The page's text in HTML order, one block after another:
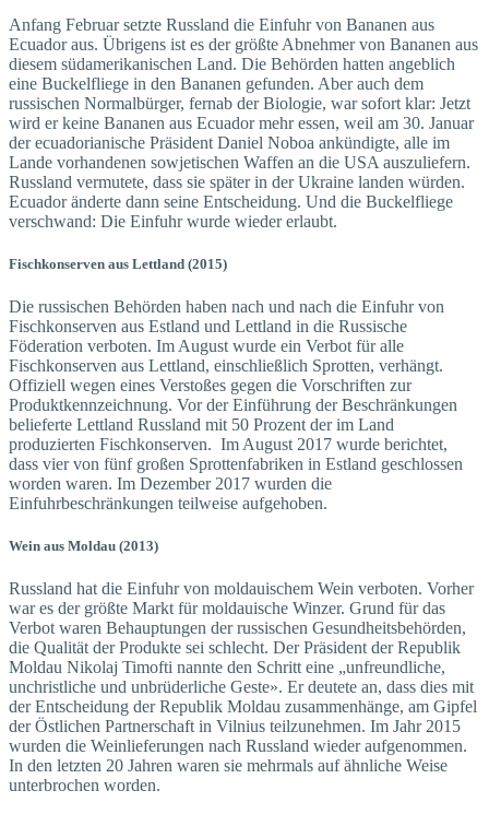
Anfang Februar setzte Russland die Einfuhr von Bananen aus
Ecuador aus. Übrigens ist es der größte Abnehmer von Bananen aus
diesem südamerikanischen Land. Die Behörden hatten angeblich
eine Buckelfliege in den Bananen gefunden. Aber auch dem
russischen Normalbürger, fernab der Biologie, war sofort klar: Jetzt
wird er keine Bananen aus Ecuador mehr essen, weil am 30. Januar
der ecuadorianische Präsident Daniel Noboa ankündigte, alle im
Lande vorhandenen sowjetischen Waffen an die USA auszuliefern.
Russland vermutete, dass sie später in der Ukraine landen würden.
Ecuador änderte dann seine Entscheidung. Und die Buckelfliege
verschwand: Die Einfuhr wurde wieder erlaubt.
Fischkonserven aus Lettland (2015)
Die russischen Behörden haben nach und nach die Einfuhr von
Fischkonserven aus Estland und Lettland in die Russische
Föderation verboten. Im August wurde ein Verbot für alle
Fischkonserven aus Lettland, einschließlich Sprotten, verhängt.
Offiziell wegen eines Verstoßes gegen die Vorschriften zur
Produktkennzeichnung. Vor der Einführung der Beschränkungen
belieferte Lettland Russland mit 50 Prozent der im Land
produzierten Fischkonserven. Im August 2017 wurde berichtet,
dass vier von fünf großen Sprottenfabriken in Estland geschlossen
worden waren. Im Dezember 2017 wurden die
Einfuhrbeschränkungen teilweise aufgehoben.
Wein aus Moldau (2013)
Russland hat die Einfuhr von moldauischem Wein verboten. Vorher
war es der größte Markt für moldauische Winzer. Grund für das
Verbot waren Behauptungen der russischen Gesundheitsbehörden,
die Qualität der Produkte sei schlecht. Der Präsident der Republik
Moldau Nikolaj Timofti nannte den Schritt eine „unfreundliche,
unchristliche und unbrüderliche Geste». Er deutete an, dass dies mit
der Entscheidung der Republik Moldau zusammenhänge, am Gipfel
der Östlichen Partnerschaft in Vilnius teilzunehmen. Im Jahr 2015
wurden die Weinlieferungen nach Russland wieder aufgenommen.
In den letzten 20 Jahren waren sie mehrmals auf ähnliche Weise
unterbrochen worden.